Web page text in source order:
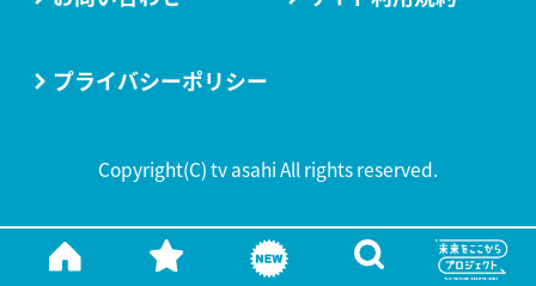
プライバシーポリシー
Copyright(C) tv asahi All rights reserved.